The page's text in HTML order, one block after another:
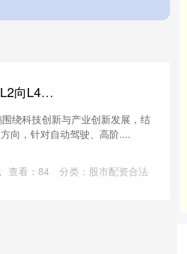
嘉汇优配 何小鹏两会建议: 推动自动驾驶从L2向L4的跨越
绕科技创新与产业创新发展，结
向，针对自动驾驶、高阶....
查看：84 分类： 股市配资合法